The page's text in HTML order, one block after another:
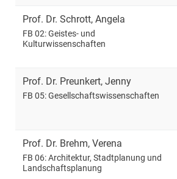
Prof. Dr.Schrott,Angela
FB 02: Geistes- und
Kulturwissenschaften
Prof. Dr. Preunkert,Jenny
FB 05: Gesellschaftswissenschaften
Prof. Dr. Brehm,Verena
FB 06: Architektur, Stadtplanung und
Landschaftsplanung